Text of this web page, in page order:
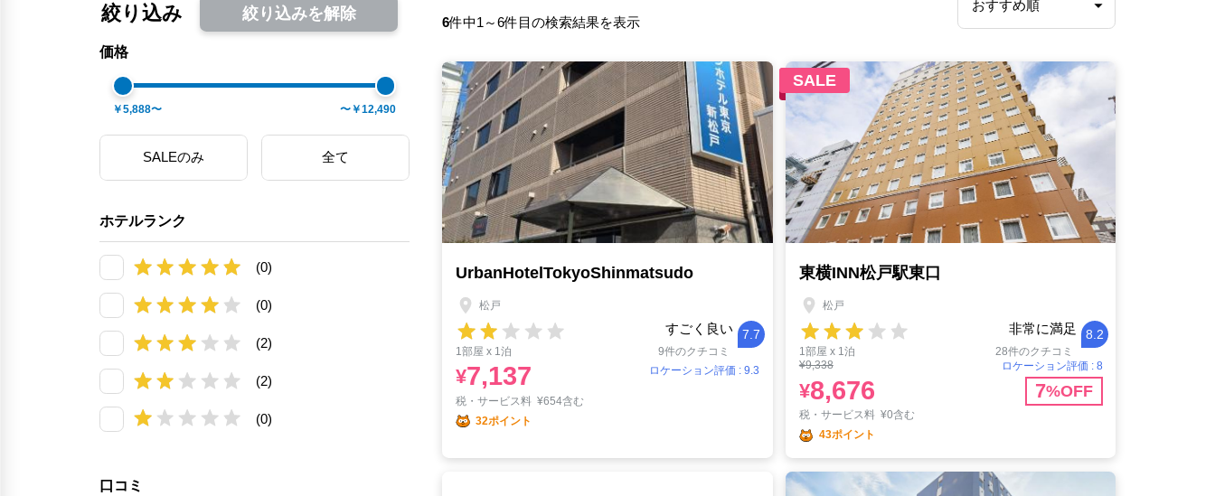
絞り込み 絞り込みを解除
価格
￥5,888〜 〜￥12,490
SALEのみ 全て
ホテルランク
(0)
(0)
(2)
(2)
(0)
口コミ
6件中1～6件目の検索結果を表示
UrbanHotelTokyoShinmatsudo
松戸
すごく良い 7.7
1部屋 x 1泊
9件のクチコミ
ロケーション評価 : 9.3
¥7,137
税・サービス料 ¥654含む
32ポイント
SALE
東横INN松戸駅東口
松戸
非常に満足 8.2
1部屋 x 1泊
28件のクチコミ
¥9,338
ロケーション評価 : 8
¥8,676 7%OFF
税・サービス料 ¥0含む
43ポイント